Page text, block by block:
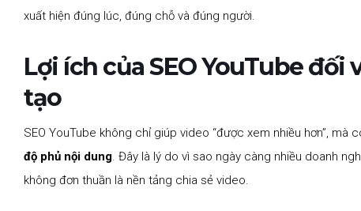
xuất hiện đúng lúc, đúng chỗ và đúng người.
Lợi ích của SEO YouTube
tạo
SEO YouTube không chỉ giúp video “được xem nhiều hơn”, mà
độ phủ nội dung. Đây là lý do vì sao ngày càng nhiều doanh
không đơn thuần là nền tảng chia sẻ video.